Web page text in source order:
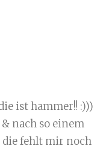
ist hammer!! :)))
nach so einem
die fehlt mir noch